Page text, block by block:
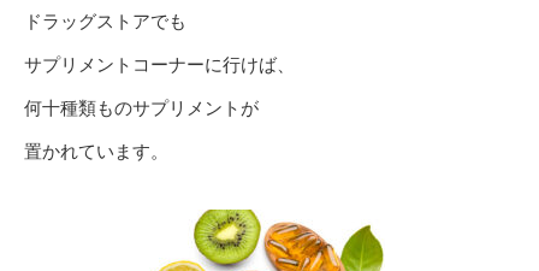
ドラッグストアでも
サプリメントコーナーに行けば、
何十種類ものサプリメントが
置かれています。